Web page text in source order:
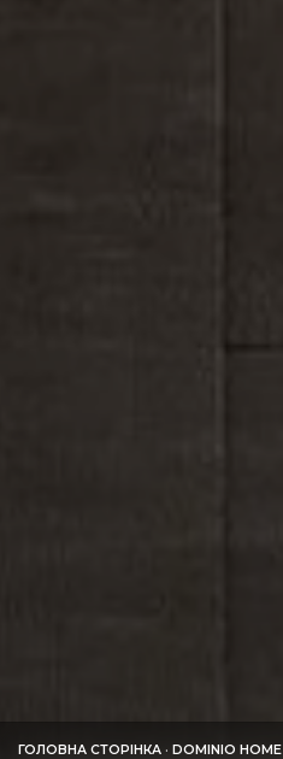
ГОЛОВНА СТОРІНКА · DOMINIO HOME